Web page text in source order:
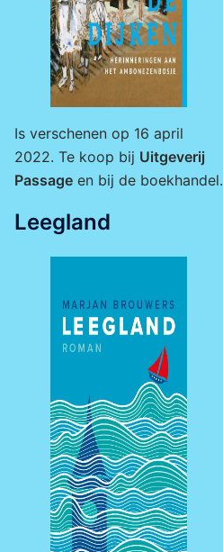
Is verschenen op 16 april
2022. Te koop bij Uitgeverij
Passageen bij de boekhandel.
Leegland